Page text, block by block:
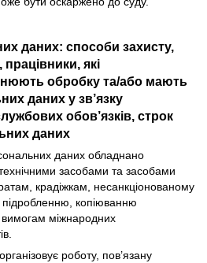
даних: способи захисту,
які
обробку та/або мають
даних у зв’язку
обов’язків, строк
даних
даних обладнано
засобами та засобами
крадіжкам, несанкціонованому
копіюванню
вимогам міжнародних
роботу, пов’язану